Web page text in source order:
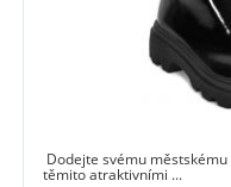
Dodejte svému
těmito atraktivními ...